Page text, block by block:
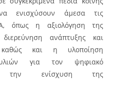
ενισχύσουν άμεσα τις
όπως η αξιολόγηση της
ανάπτυξης και
και η υλοποίηση
για τον ψηφιακό
την ενίσχυση της